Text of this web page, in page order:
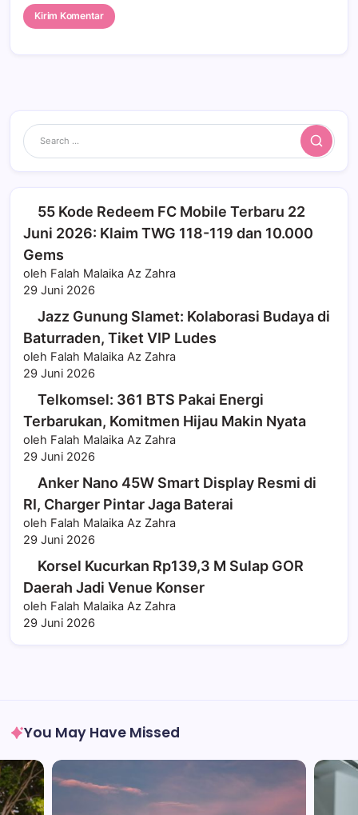
Search
55 Kode Redeem FC Mobile Terbaru 22
Juni 2026: Klaim TWG 118-119 dan 10.000
Gems
oleh Falah Malaika Az Zahra
29 Juni 2026
Jazz Gunung Slamet: Kolaborasi Budaya di
Baturraden, Tiket VIP Ludes
oleh Falah Malaika Az Zahra
29 Juni 2026
Telkomsel: 361 BTS Pakai Energi
Terbarukan, Komitmen Hijau Makin Nyata
oleh Falah Malaika Az Zahra
29 Juni 2026
Anker Nano 45W Smart Display Resmi di
RI, Charger Pintar Jaga Baterai
oleh Falah Malaika Az Zahra
29 Juni 2026
Korsel Kucurkan Rp139,3 M Sulap GOR
Daerah Jadi Venue Konser
oleh Falah Malaika Az Zahra
29 Juni 2026
You May Have Missed